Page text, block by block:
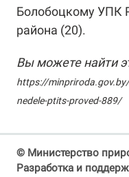
Болобоцкому УПК
района (20).
Вы можете найти
https://
nedele-ptits-proved-889/
© Министерство
Разработка и